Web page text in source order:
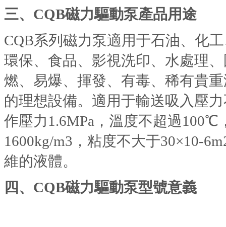
三、 CQB磁力驅動泵產品用途
CQB系列磁力泵適用于石油、化
環保、食品、影視洗印、水處理
燃、易爆、揮發、有毒、稀有貴
的理想設備。適用于輸送吸入壓
作壓力1.6MPa，溫度不超過100℃
1600kg/m3，粘度不大于30×10-
維的液體。
四、 CQB磁力驅動泵型號意義